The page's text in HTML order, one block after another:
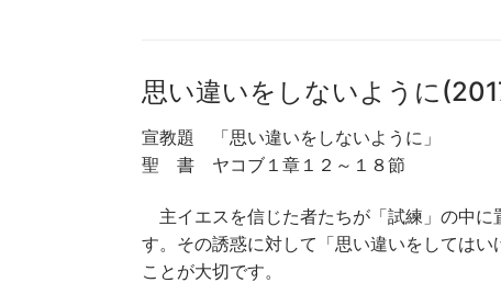
思い違いをしないように
宣教題 「思い違いをしないように」
聖 書 ヤコブ１章１２～１８節
主イエスを信じた者たちが「試練」の中に
す。その誘惑に対して「思い違いをしては
ことが大切です。